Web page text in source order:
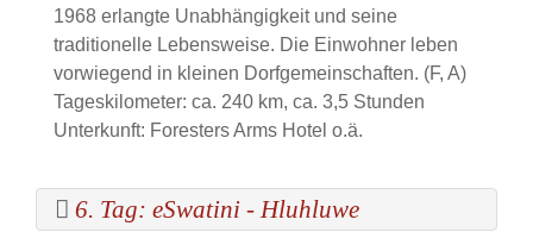
1968 erlangte Unabhängigkeit und seine
traditionelle Lebensweise. Die Einwohner leben
vorwiegend in kleinen Dorfgemeinschaften. (F, A)
Tageskilometer: ca. 240 km, ca. 3,5 Stunden
Unterkunft: Foresters Arms Hotel o.ä.
6. Tag: eSwatini - Hluhluwe